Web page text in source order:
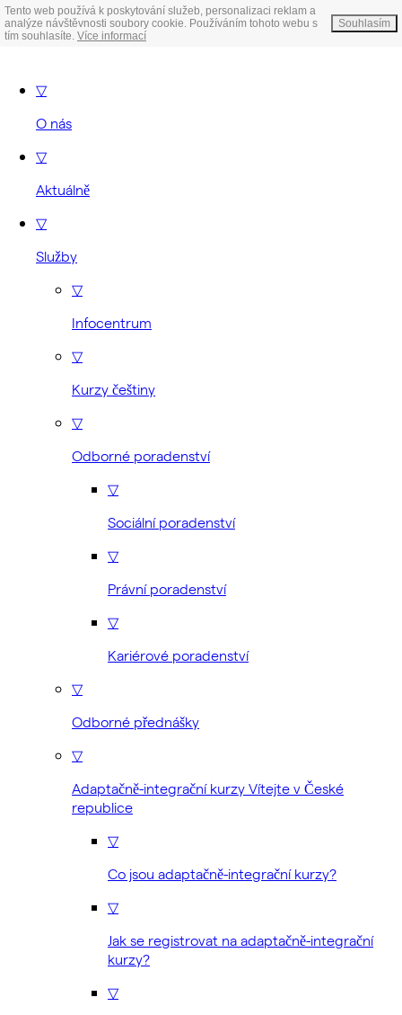
Tento web používá k poskytování služeb, personalizaci reklam a
analýze návštěvnosti soubory cookie. Používáním tohoto webu s
tím souhlasíte. Více informací
Souhlasím
▽
O nás
▽
Aktuálně
▽
Služby
▽
Infocentrum
▽
Kurzy češtiny
▽
Odborné poradenství
▽
Sociální poradenství
▽
Právní poradenství
▽
Kariérové poradenství
▽
Odborné přednášky
▽
Adaptačně-integrační kurzy Vítejte v České
republice
▽
Co jsou adaptačně-integrační kurzy?
▽
Jak se registrovat na adaptačně-integrační
kurzy?
▽